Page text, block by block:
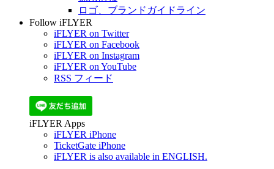
ロゴ、ブランドガイドライン
Follow iFLYER
iFLYER on Twitter
iFLYER on Facebook
iFLYER on Instagram
iFLYER on YouTube
RSS フィード
iFLYER Apps
iFLYER iPhone
TicketGate iPhone
iFLYER is also available in ENGLISH.